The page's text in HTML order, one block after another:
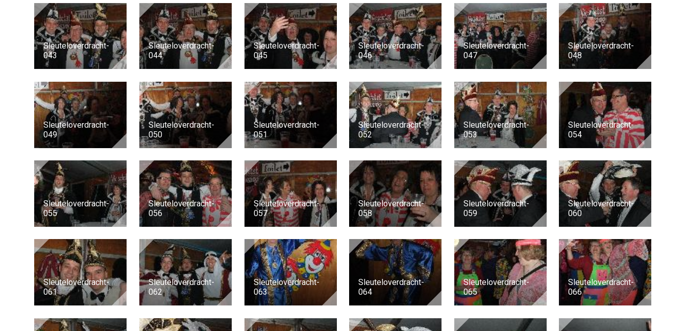
Sleuteloverdracht-
043
Sleuteloverdracht-
044
Sleuteloverdracht-
045
Sleuteloverdracht-
046
Sleuteloverdracht-
047
Sleuteloverdracht-
048
Sleuteloverdracht-
049
Sleuteloverdracht-
050
Sleuteloverdracht-
051
Sleuteloverdracht-
052
Sleuteloverdracht-
053
Sleuteloverdracht-
054
Sleuteloverdracht-
055
Sleuteloverdracht-
056
Sleuteloverdracht-
057
Sleuteloverdracht-
058
Sleuteloverdracht-
059
Sleuteloverdracht-
060
Sleuteloverdracht-
061
Sleuteloverdracht-
062
Sleuteloverdracht-
063
Sleuteloverdracht-
064
Sleuteloverdracht-
065
Sleuteloverdracht-
066